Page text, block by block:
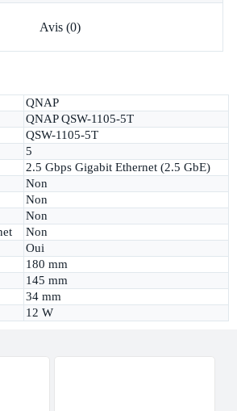
Avis (0)
QNAP
QNAP QSW-1105-5T
QSW-1105-5T
5
2.5 Gbps Gigabit Ethernet (2.5 GbE)
Non
Non
Non
Non
Oui
180 mm
145 mm
34 mm
12 W